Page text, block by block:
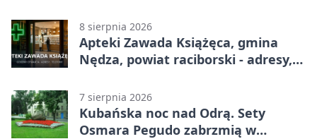
8 sierpnia 2026
Apteki Zawada Książęca, gmina
Nędza, powiat raciborski - adresy,
7 sierpnia 2026
Kubańska noc nad Odrą. Sety
Osmara Pegudo zabrzmią w